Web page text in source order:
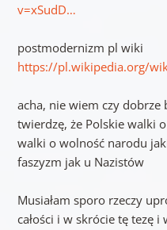
v=xSudD…
postmodernizm pl wiki
https://pl.wikipedia.org/
acha, nie wiem czy
twierdzę, że Polskie walki
walki o wolność narodu
faszyzm jak u Nazistów
Musiałam sporo rzeczy
całości i w skrócie tę tezę i